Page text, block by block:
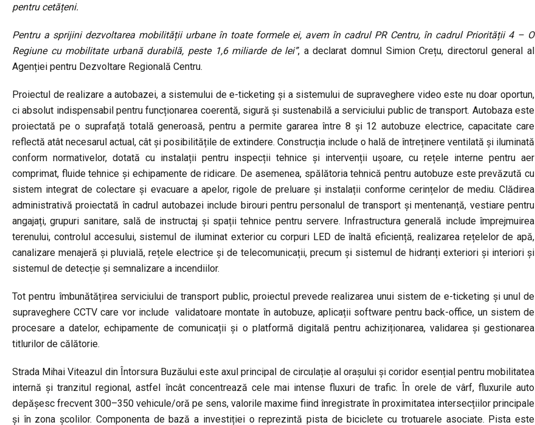
pentru cetățeni.
Pentru a sprijini dezvoltarea mobilității urbane în toate formele ei, avem în cadrul PR Centru, în cadrul Priorității 4 – O
Regiune cu mobilitate urbană durabilă, peste 1,6 miliarde de lei”, a declarat domnul Simion Crețu, directorul general al
Agenției pentru Dezvoltare Regională Centru.
Proiectul de realizare a autobazei, a sistemului de e-ticketing și a sistemului de supraveghere video este nu doar oportun,
ci absolut indispensabil pentru funcționarea coerentă, sigură și sustenabilă a serviciului public de transport. Autobaza este
proiectată pe o suprafață totală generoasă, pentru a permite gararea între 8 și 12 autobuze electrice, capacitate care
reflectă atât necesarul actual, cât și posibilitățile de extindere. Construcția include o hală de întreținere ventilată și iluminată
conform normativelor, dotată cu instalații pentru inspecții tehnice și intervenții ușoare, cu rețele interne pentru aer
comprimat, fluide tehnice și echipamente de ridicare. De asemenea, spălătoria tehnică pentru autobuze este prevăzută cu
sistem integrat de colectare și evacuare a apelor, rigole de preluare și instalații conforme cerințelor de mediu. Clădirea
administrativă proiectată în cadrul autobazei include birouri pentru personalul de transport și mentenanță, vestiare pentru
angajați, grupuri sanitare, sală de instructaj și spații tehnice pentru servere. Infrastructura generală include împrejmuirea
terenului, controlul accesului, sistemul de iluminat exterior cu corpuri LED de înaltă eficiență, realizarea rețelelor de apă,
canalizare menajeră și pluvială, rețele electrice și de telecomunicații, precum și sistemul de hidranți exteriori și interiori și
sistemul de detecție și semnalizare a incendiilor.
Tot pentru îmbunătățirea serviciului de transport public, proiectul prevede realizarea unui sistem de e-ticketing și unul de
supraveghere CCTV care vor include validatoare montate în autobuze, aplicații software pentru back-office, un sistem de
procesare a datelor, echipamente de comunicații și o platformă digitală pentru achiziționarea, validarea și gestionarea
titlurilor de călătorie.
Strada Mihai Viteazul din Întorsura Buzăului este axul principal de circulație al orașului și coridor esențial pentru mobilitatea
internă și tranzitul regional, astfel încât concentrează cele mai intense fluxuri de trafic. În orele de vârf, fluxurile auto
depășesc frecvent 300–350 vehicule/oră pe sens, valorile maxime fiind înregistrate în proximitatea intersecțiilor principale
și în zona școlilor. Componenta de bază a investiției o reprezintă pista de biciclete cu trotuarele asociate. Pista este